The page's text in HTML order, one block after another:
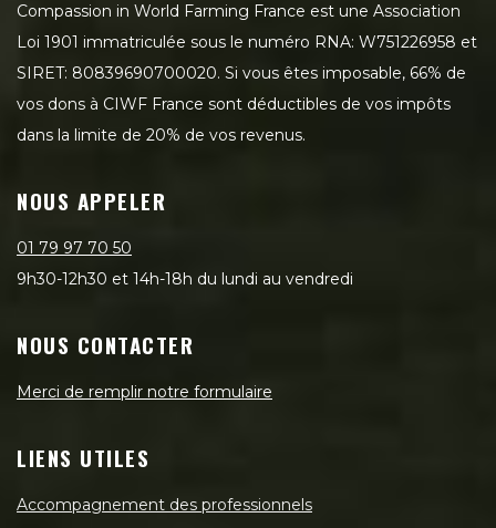
Compassion in World Farming France est une Association
Loi 1901 immatriculée sous le numéro RNA: W751226958 et
SIRET: 80839690700020. Si vous êtes imposable, 66% de
vos dons à CIWF France sont déductibles de vos impôts
dans la limite de 20% de vos revenus.
NOUS APPELER
01 79 97 70 50
9h30-12h30 et 14h-18h du lundi au vendredi
NOUS CONTACTER
Merci de remplir notre formulaire
LIENS UTILES
Accompagnement des professionnels